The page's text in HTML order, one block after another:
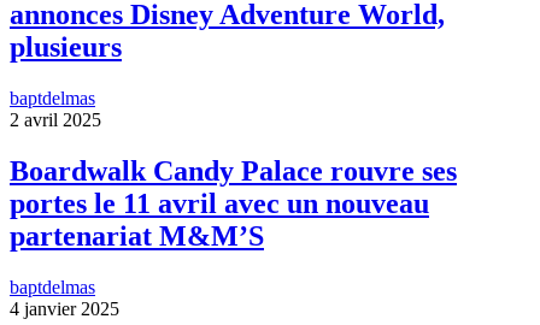
annonces Disney Adventure World,
plusieurs
baptdelmas
2 avril 2025
Boardwalk Candy Palace rouvre ses
portes le 11 avril avec un nouveau
partenariat M&M’S
baptdelmas
4 janvier 2025